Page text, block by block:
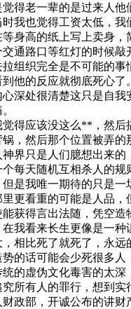
得老一辈的是过来人他
我也觉得工资太低，
身高的纸上写上卖身
通路口等红灯的时候
组织完全是不可能的
他的反应就彻底死心
深处很清楚这只是自我
得应该没这么**，然
，然后那个位置被弄
界只是人们臆想出来
每天随机互相杀人的规
是我唯一期待的只是
更看重的可能是人品
获得言出法随，凭空
我看来长生更像是一
相比死了就死了，永
的话可能会少死很多
的虚伪文化毒害的太
所有人的罪行，想到实
政部，开诚公布的讲